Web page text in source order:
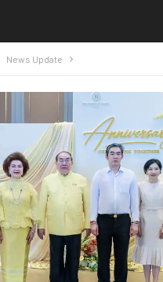
News Update